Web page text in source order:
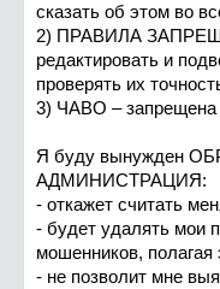
сказать об этом во
2) ПРАВИЛА
редактировать и
проверять их
3) ЧАВО –
Я буду вынужден
АДМИНИСТРАЦИЯ:
- откажет считать
- будет удалять
мошенников, полагая
- не позволит мне